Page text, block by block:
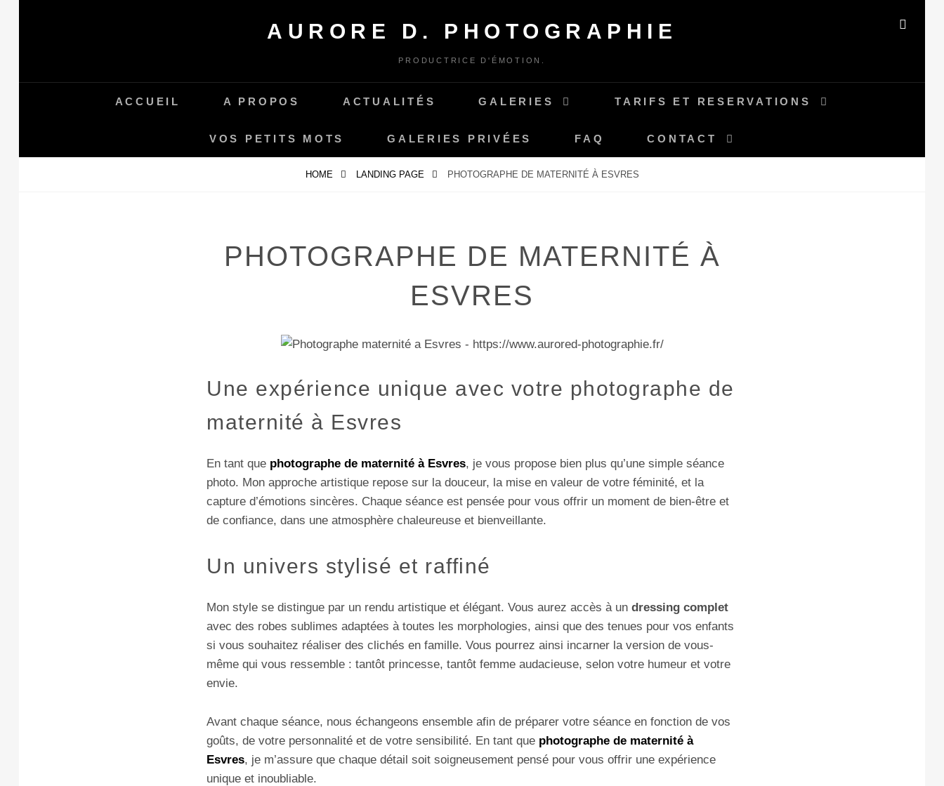
AURORE D. PHOTOGRAPHIE
PRODUCTRICE D'ÉMOTION.
ACCUEIL A PROPOS ACTUALITÉS GALERIES TARIFS ET RESERVATIONS
VOS PETITS MOTS GALERIES PRIVÉES FAQ CONTACT
HOME LANDING PAGE PHOTOGRAPHE DE MATERNITÉ À ESVRES
PHOTOGRAPHE DE MATERNITÉ À
ESVRES
Une expérience unique avec votre photographe de
maternité à Esvres
En tant que photographe de maternité à Esvres, je vous propose bien plus qu’une simple séance
photo. Mon approche artistique repose sur la douceur, la mise en valeur de votre féminité, et la
capture d’émotions sincères. Chaque séance est pensée pour vous offrir un moment de bien-être et
de confiance, dans une atmosphère chaleureuse et bienveillante.
Un univers stylisé et raffiné
Mon style se distingue par un rendu artistique et élégant. Vous aurez accès à un dressing complet
avec des robes sublimes adaptées à toutes les morphologies, ainsi que des tenues pour vos enfants
si vous souhaitez réaliser des clichés en famille. Vous pourrez ainsi incarner la version de vous-
même qui vous ressemble : tantôt princesse, tantôt femme audacieuse, selon votre humeur et votre
envie.
Avant chaque séance, nous échangeons ensemble afin de préparer votre séance en fonction de vos
goûts, de votre personnalité et de votre sensibilité. En tant que photographe de maternité à
Esvres, je m’assure que chaque détail soit soigneusement pensé pour vous offrir une expérience
unique et inoubliable.